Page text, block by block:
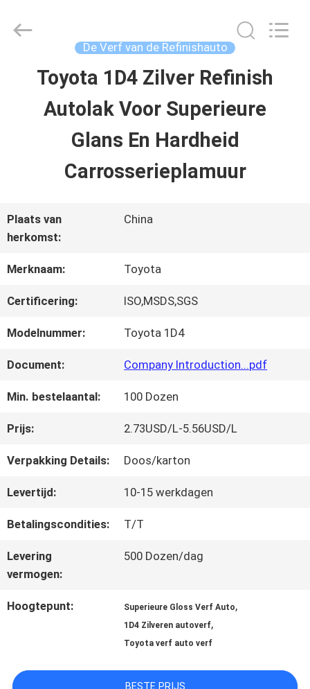
THUIS
PRODUCTEN
VIDEOS
OVER
ONS
KWALITEITSCONTROLE
CONTACTEER
ONS
NIEUWS
VRAAG
EEN
OFFERTE
Meklon
De Verf van de Refinishauto
Toyota 1D4 Zilver Refinish
Autolak Voor Superieure
Glans En Hardheid
Carrosserieplamuur
Plaats van
herkomst:
China
Merknaam: Toyota
Certificering: ISO,MSDS,SGS
Modelnummer: Toyota 1D4
Document: Company Introduction...pdf
Min. bestelaantal: 100 Dozen
Prijs: 2.73USD/L-5.56USD/L
Verpakking Details: Doos/karton
Levertijd: 10-15 werkdagen
Betalingscondities: T/T
Levering
vermogen:
500 Dozen/dag
Hoogtepunt: Superieure Gloss Verf Auto,
1D4 Zilveren autoverf,
Toyota verf auto verf
BESTE PRIJS